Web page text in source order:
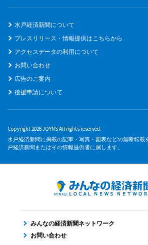
水戸経済新聞について
プレスリリース・情報提供はこちらから
アクセスデータの利用について
お問い合わせ
広告のご案内
後援申請について
Copyright 2026 JOYNS All rights reserved.
水戸経済新聞に掲載の記事・写真・図表などの無断転載
戸経済新聞またはその情報提供者に属します。
みんなの経済新聞ネットワーク
お問い合わせ